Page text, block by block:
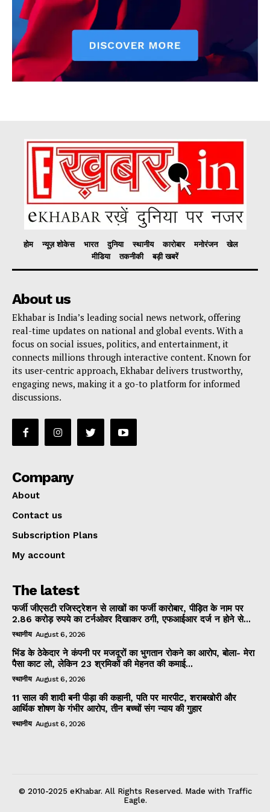
होम न्यूज़ शोकेस भारत दुनिया स्थानीय कारोबार मनोरंजन
खेल
मीडिया
तकनीकी बड़ी खबरें
About us
Ekhabar is India’s leading social news network, offering
real-time updates on national and global events. With a
focus on social issues, politics, and entertainment, it
connects millions through interactive content. Known for
its user-centric approach, Ekhabar delivers trustworthy,
engaging news, making it a go-to platform for informed
discussions.
Company
About
Contact us
Subscription Plans
My account
The latest
फर्जी जीएसटी रजिस्ट्रेशन से लाखों का फर्जी कारोबार, पीड़ित के नाम पर
2.86 करोड़ रुपये का टर्नओवर दिखाकर ठगी, एफआईआर दर्ज न होने से...
स्थानीय August 6, 2026
भिंड के ठेकेदार ने कंपनी पर मजदूरों का भुगतान रोकने का आरोप, बोला- मेरा
पैसा काट लो, लेकिन 23 श्रमिकों की मेहनत की कमाई...
स्थानीय August 6, 2026
11 साल की शादी बनी पीड़ा की कहानी, पति पर मारपीट, शराबखोरी और
आर्थिक शोषण के गंभीर आरोप, तीन बच्चों संग न्याय की गुहार
स्थानीय August 6, 2026
© 2010-2025 eKhabar. All Rights Reserved. Made with Traffic
Eagle.